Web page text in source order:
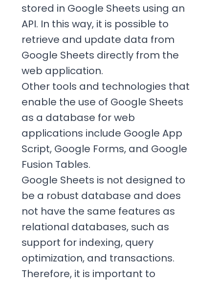
stored in Google Sheets using an
API. In this way, it is possible to
retrieve and update data from
Google Sheets directly from the
web application.
Other tools and technologies that
enable the use of Google Sheets
as a database for web
applications include Google App
Script, Google Forms, and Google
Fusion Tables.
Google Sheets is not designed to
be a robust database and does
not have the same features as
relational databases, such as
support for indexing, query
optimization, and transactions.
Therefore, it is important to